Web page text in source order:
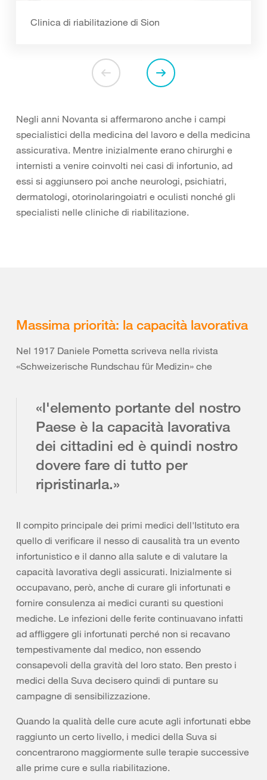
Clinica di riabilitazione di Sion
Negli anni Novanta si affermarono anche i campi
specialistici della medicina del lavoro e della medicina
assicurativa. Mentre inizialmente erano chirurghi e
internisti a venire coinvolti nei casi di infortunio, ad
essi si aggiunsero poi anche neurologi, psichiatri,
dermatologi, otorinolaringoiatri e oculisti nonché gli
specialisti nelle cliniche di riabilitazione.
Massima priorità: la capacità lavorativa
Nel 1917 Daniele Pometta scriveva nella rivista
«Schweizerische Rundschau für Medizin» che
«l'elemento portante del nostro
Paese è la capacità lavorativa
dei cittadini ed è quindi nostro
dovere fare di tutto per
ripristinarla.»
Il compito principale dei primi medici dell'Istituto era
quello di verificare il nesso di causalità tra un evento
infortunistico e il danno alla salute e di valutare la
capacità lavorativa degli assicurati. Inizialmente si
occupavano, però, anche di curare gli infortunati e
fornire consulenza ai medici curanti su questioni
mediche. Le infezioni delle ferite continuavano infatti
ad affliggere gli infortunati perché non si recavano
tempestivamente dal medico, non essendo
consapevoli della gravità del loro stato. Ben presto i
medici della Suva decisero quindi di puntare su
campagne di sensibilizzazione.
Quando la qualità delle cure acute agli infortunati ebbe
raggiunto un certo livello, i medici della Suva si
concentrarono maggiormente sulle terapie successive
alle prime cure e sulla riabilitazione.